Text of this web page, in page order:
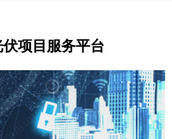
项目服务平台